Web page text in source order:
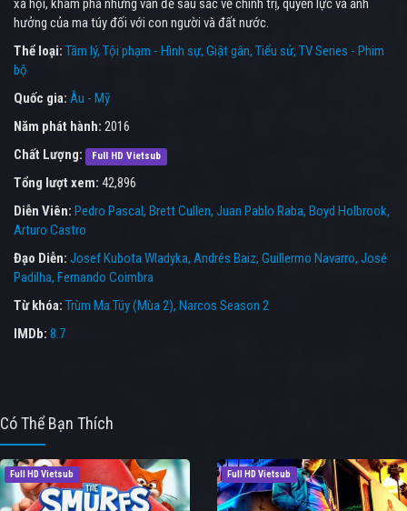
xã hội, khám phá những vấn đề sâu sắc về chính trị, quyền lực và ảnh
hưởng của ma túy đối với con người và đất nước.
Thể loại: Tâm lý Tội phạm - Hình sự Giật gân Tiểu sử TV Series - Phim
bộ
Quốc gia: Âu - Mỹ
Năm phát hành: 2016
Chất Lượng:
Full HD Vietsub
Tổng lượt xem: 42,896
Diễn Viên: Pedro Pascal Brett Cullen Juan Pablo Raba Boyd Holbrook
Arturo Castro
Đạo Diễn: Josef Kubota Wladyka Andrés Baiz Guillermo Navarro José
Padilha Fernando Coimbra
Từ khóa: Trùm Ma Túy (Mùa 2), Narcos Season 2
IMDb: 8.7
Có Thể Bạn Thích
Full HD Vietsub Full HD Vietsub